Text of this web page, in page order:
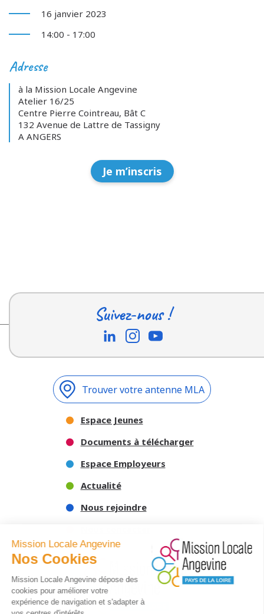
16 janvier 2023
14:00 - 17:00
Adresse
à la Mission Locale Angevine
Atelier 16/25
Centre Pierre Cointreau, Bât C
132 Avenue de Lattre de Tassigny
A ANGERS
Je m’inscris
Suivez-nous !
Trouver votre antenne MLA
Espace Jeunes
Documents à télécharger
Espace Employeurs
Actualité
Nous rejoindre
Mission Locale Angevine
Nos Cookies
Mission Locale Angevine dépose des
cookies pour améliorer votre
expérience de navigation et s'adapter à